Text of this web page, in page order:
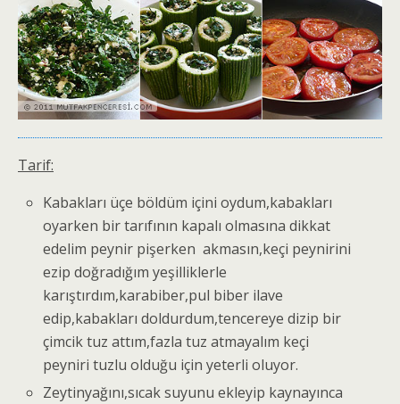
Tarif:
Kabakları üçe böldüm içini oydum,kabakları
oyarken bir tarıfının kapalı olmasına dikkat
edelim peynir pişerken akmasın,keçi peynirini
ezip doğradığım yeşilliklerle
karıştırdım,karabiber,pul biber ilave
edip,kabakları doldurdum,tencereye dizip bir
çimcik tuz attım,fazla tuz atmayalım keçi
peyniri tuzlu olduğu için yeterli oluyor.
Zeytinyağını,sıcak suyunu ekleyip kaynayınca